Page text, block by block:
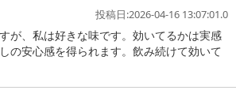
投稿日:2026-04-16 13:07:01.0
が、私は好きな味です。効いてるかは実感
の安心感を得られます。飲み続けて効いて